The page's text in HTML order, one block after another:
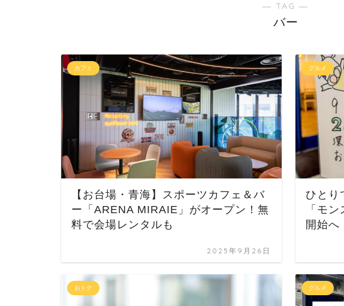
― TAG ―
バー
カフェ
【お台場・青海】スポーツカフェ＆バ
ー「ARENA MIRAIE」がオープン！無
料で会場レンタルも
2025年9月26日
グルメ
ひとり
「モ
開始
おトク グルメ